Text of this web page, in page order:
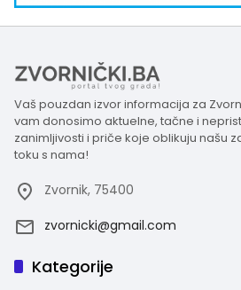
Vaš pouzdan izvor informacija za
vam donosimo aktuelne, tačne i
zanimljivosti i priče koje oblikuju našu
toku s nama!
Zvornik, 75400
zvornicki@gmail.com
Kategorije